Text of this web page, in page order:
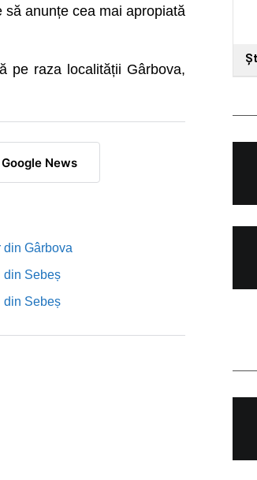
anunțe cea mai apropiată
pe raza localității Gârbova,
News
Gârbova
din Sebeș
din Sebeș